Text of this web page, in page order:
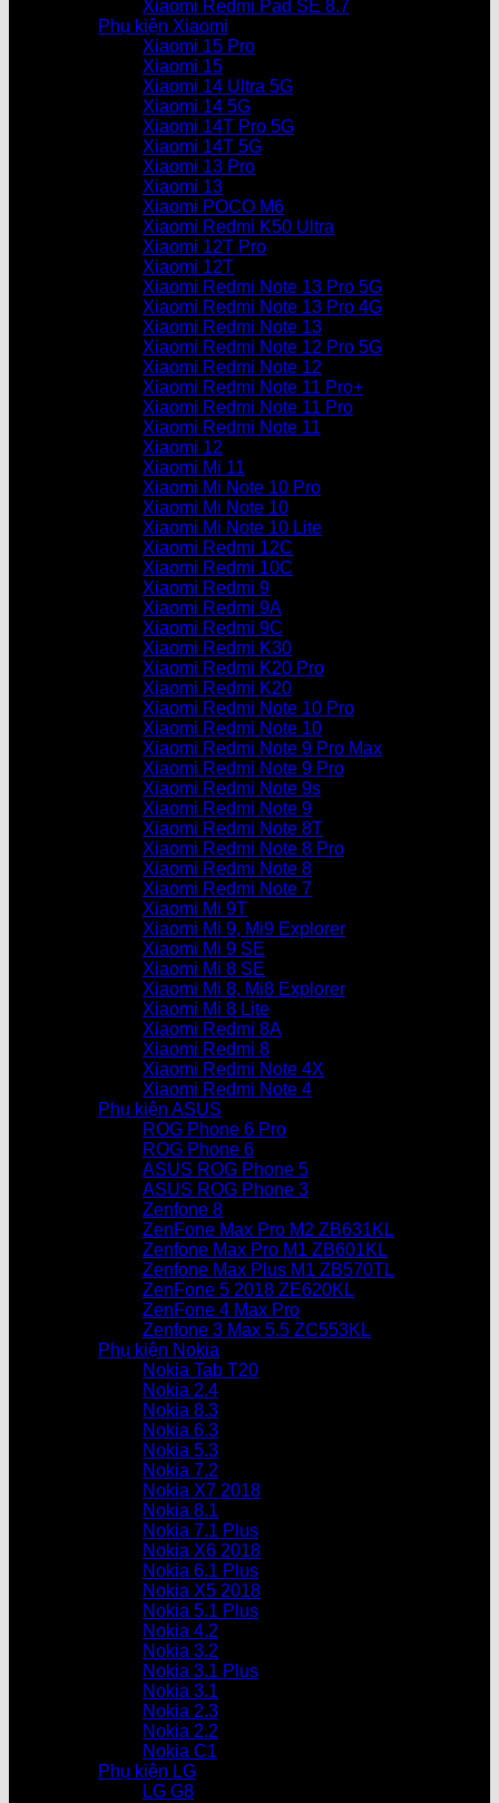
Xiaomi Redmi Pad SE 8.7
Phụ kiện Xiaomi
Xiaomi 15 Pro
Xiaomi 15
Xiaomi 14 Ultra 5G
Xiaomi 14 5G
Xiaomi 14T Pro 5G
Xiaomi 14T 5G
Xiaomi 13 Pro
Xiaomi 13
Xiaomi POCO M6
Xiaomi Redmi K50 Ultra
Xiaomi 12T Pro
Xiaomi 12T
Xiaomi Redmi Note 13 Pro 5G
Xiaomi Redmi Note 13 Pro 4G
Xiaomi Redmi Note 13
Xiaomi Redmi Note 12 Pro 5G
Xiaomi Redmi Note 12
Xiaomi Redmi Note 11 Pro+
Xiaomi Redmi Note 11 Pro
Xiaomi Redmi Note 11
Xiaomi 12
Xiaomi Mi 11
Xiaomi Mi Note 10 Pro
Xiaomi Mi Note 10
Xiaomi Mi Note 10 Lite
Xiaomi Redmi 12C
Xiaomi Redmi 10C
Xiaomi Redmi 9
Xiaomi Redmi 9A
Xiaomi Redmi 9C
Xiaomi Redmi K30
Xiaomi Redmi K20 Pro
Xiaomi Redmi K20
Xiaomi Redmi Note 10 Pro
Xiaomi Redmi Note 10
Xiaomi Redmi Note 9 Pro Max
Xiaomi Redmi Note 9 Pro
Xiaomi Redmi Note 9s
Xiaomi Redmi Note 9
Xiaomi Redmi Note 8T
Xiaomi Redmi Note 8 Pro
Xiaomi Redmi Note 8
Xiaomi Redmi Note 7
Xiaomi Mi 9T
Xiaomi Mi 9, Mi9 Explorer
Xiaomi Mi 9 SE
Xiaomi Mi 8 SE
Xiaomi Mi 8, Mi8 Explorer
Xiaomi Mi 8 Lite
Xiaomi Redmi 8A
Xiaomi Redmi 8
Xiaomi Redmi Note 4X
Xiaomi Redmi Note 4
Phụ kiện ASUS
ROG Phone 6 Pro
ROG Phone 6
ASUS ROG Phone 5
ASUS ROG Phone 3
Zenfone 8
ZenFone Max Pro M2 ZB631KL
Zenfone Max Pro M1 ZB601KL
Zenfone Max Plus M1 ZB570TL
ZenFone 5 2018 ZE620KL
ZenFone 4 Max Pro
Zenfone 3 Max 5.5 ZC553KL
Phụ kiện Nokia
Nokia Tab T20
Nokia 2.4
Nokia 8.3
Nokia 6.3
Nokia 5.3
Nokia 7.2
Nokia X7 2018
Nokia 8.1
Nokia 7.1 Plus
Nokia X6 2018
Nokia 6.1 Plus
Nokia X5 2018
Nokia 5.1 Plus
Nokia 4.2
Nokia 3.2
Nokia 3.1 Plus
Nokia 3.1
Nokia 2.3
Nokia 2.2
Nokia C1
Phụ kiện LG
LG G8